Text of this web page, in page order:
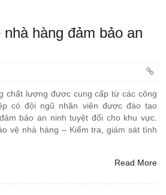
hàng đảm bảo an
chất lượng được cung cấp từ các công
có đội ngũ nhân viên được đào tạo
bảo an ninh tuyệt đối cho khu vực.
vệ nhà hàng – Kiểm tra, giám sát tình
Read More